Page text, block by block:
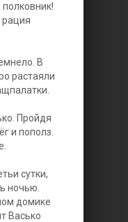
В
растаяли
Пройдя
и пополз.
сутки,
ночью.
домике
Васько